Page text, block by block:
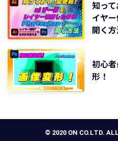
知っ
イヤ
開く
初心
形！
© 2020 ON CO.LTD.